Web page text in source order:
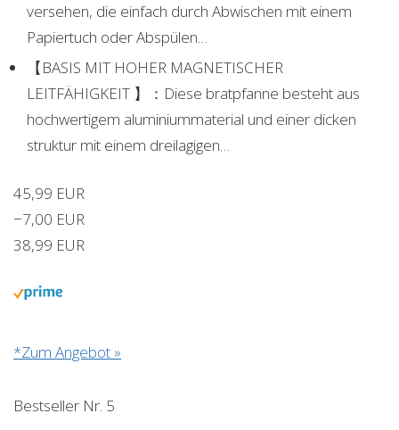
versehen, die einfach durch Abwischen mit einem
Papiertuch oder Abspülen…
【BASIS MIT HOHER MAGNETISCHER
LEITFÄHIGKEIT 】：Diese bratpfanne besteht aus
hochwertigem aluminiummaterial und einer dicken
struktur mit einem dreilagigen…
45,99 EUR
−7,00 EUR
38,99 EUR
*Zum Angebot »
Bestseller Nr. 5